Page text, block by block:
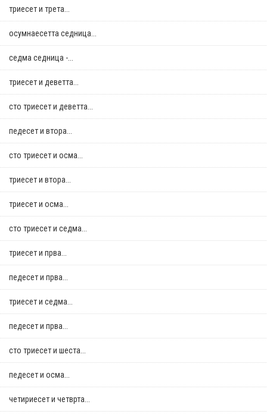
триесет и трета...
осумнaесетта седница...
седма седница -...
триесет и деветта...
сто триесет и деветта...
педесет и втора...
сто триесет и осма...
триесет и втора...
триесет и осма...
сто триесет и седма...
триесет и прва...
педесет и прва...
триесет и седма...
педесет и прва...
сто триесет и шеста...
педесет и осма...
четириесет и четврта...